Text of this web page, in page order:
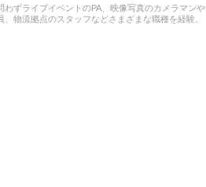
わずライブイベントのPA、映像写真のカメラマンや
、物流拠点のスタッフなどさまざまな職種を経験、